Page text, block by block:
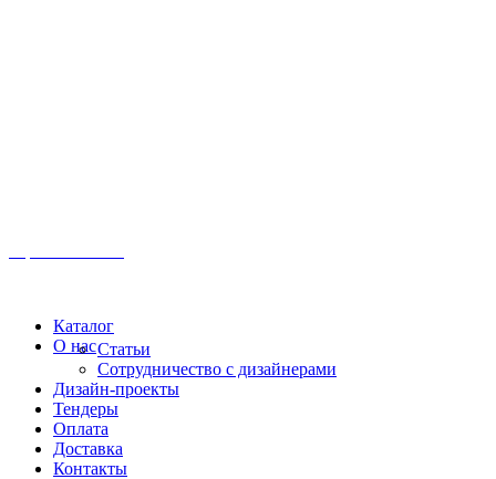
Каталог
О насСтатьи
Сотрудничество с дизайнерами
Дизайн-проекты
Тендеры
Оплата
Доставка
Контакты